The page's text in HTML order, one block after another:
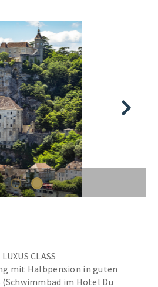
CLASS
mit Halbpension in guten
im Hotel Du